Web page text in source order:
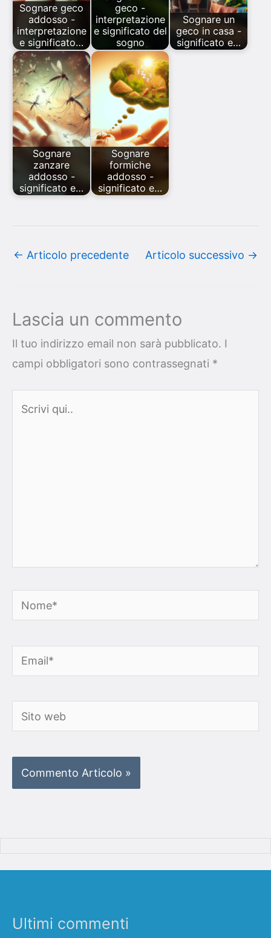
Sognare geco
addosso -
interpretazione
e significato…
geco -
interpretazione
e significato del
sogno
Sognare un
geco in casa -
significato e…
Sognare
zanzare
addosso -
significato e…
Sognare
formiche
addosso -
significato e…
← Articolo precedente Articolo successivo →
Lascia un commento
Il tuo indirizzo email non sarà pubblicato. I
campi obbligatori sono contrassegnati *
Nome*
Email*
Sito
web
Ultimi commenti